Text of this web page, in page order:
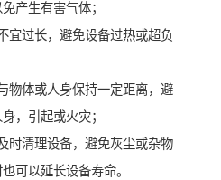
产生有害气体；
宜过长，避免设备过热或超负
物体或人身保持一定距离，避
，引起或火灾；
时清理设备，避免灰尘或杂物
可以延长设备寿命。